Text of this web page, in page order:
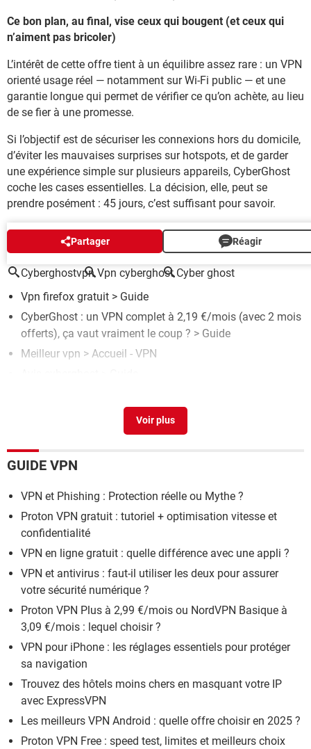
Ce bon plan, au final, vise ceux qui bougent (et ceux qui
n’aiment pas bricoler)
L’intérêt de cette offre tient à un équilibre assez rare : un VPN
orienté usage réel — notamment sur Wi-Fi public — et une
garantie longue qui permet de vérifier ce qu’on achète, au lieu
de se fier à une promesse.
Si l’objectif est de sécuriser les connexions hors du domicile,
d’éviter les mauvaises surprises sur hotspots, et de garder
une expérience simple sur plusieurs appareils, CyberGhost
coche les cases essentielles. La décision, elle, peut se
prendre posément : 45 jours, c’est suffisant pour savoir.
Partager Réagir
AUTOUR DU MÊME SUJET
Cyberghostvpn Vpn cyberghost Cyber ghost
Vpn firefox gratuit > Guide
CyberGhost : un VPN complet à 2,19 €/mois (avec 2 mois
offerts), ça vaut vraiment le coup ? > Guide
Meilleur vpn > Accueil - VPN
GUIDE VPN
VPN et Phishing : Protection réelle ou Mythe ?
Proton VPN gratuit : tutoriel + optimisation vitesse et
confidentialité
VPN en ligne gratuit : quelle différence avec une appli ?
VPN et antivirus : faut-il utiliser les deux pour assurer
votre sécurité numérique ?
Proton VPN Plus à 2,99 €/mois ou NordVPN Basique à
3,09 €/mois : lequel choisir ?
VPN pour iPhone : les réglages essentiels pour protéger
sa navigation
Trouvez des hôtels moins chers en masquant votre IP
avec ExpressVPN
Les meilleurs VPN Android : quelle offre choisir en 2025 ?
Proton VPN Free : speed test, limites et meilleurs choix